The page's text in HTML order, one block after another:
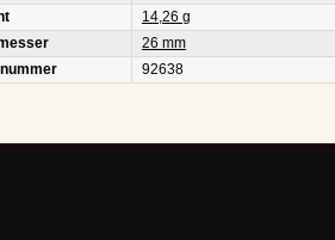
14,26 g
26 mm
92638